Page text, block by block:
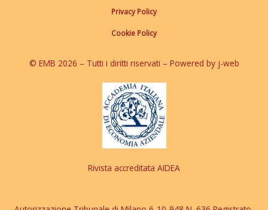
Privacy Policy
Cookie Policy
© EMB 2026 – Tutti i diritti riservati – Powered by j-web
Rivista accreditata AIDEA